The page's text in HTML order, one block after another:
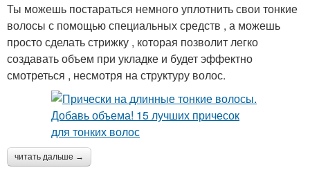
Ты можешь постараться немного уплотнить свои тонкие
волосы с помощью специальных средств , а можешь
просто сделать стрижку , которая позволит легко
создавать объем при укладке и будет эффектно
смотреться , несмотря на структуру волос.
читать дальше →